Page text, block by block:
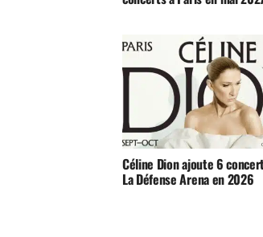
Céline Dion ajoute 6
La Défense Arena en 2026